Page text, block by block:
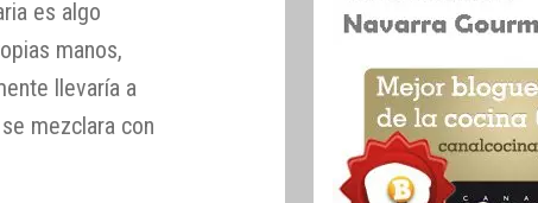
es algo
manos,
llevaría a
mezclara con